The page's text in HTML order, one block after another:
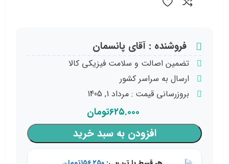
فروشنده : آقای پانسمان
تضمین اصالت و سلامت فیزیکی کالا
ارسال به سراسر کشور
بروزرسانی قیمت : مرداد 1, 1405
۶۲۵.۰۰۰تومان
افزودن به سبد خرید